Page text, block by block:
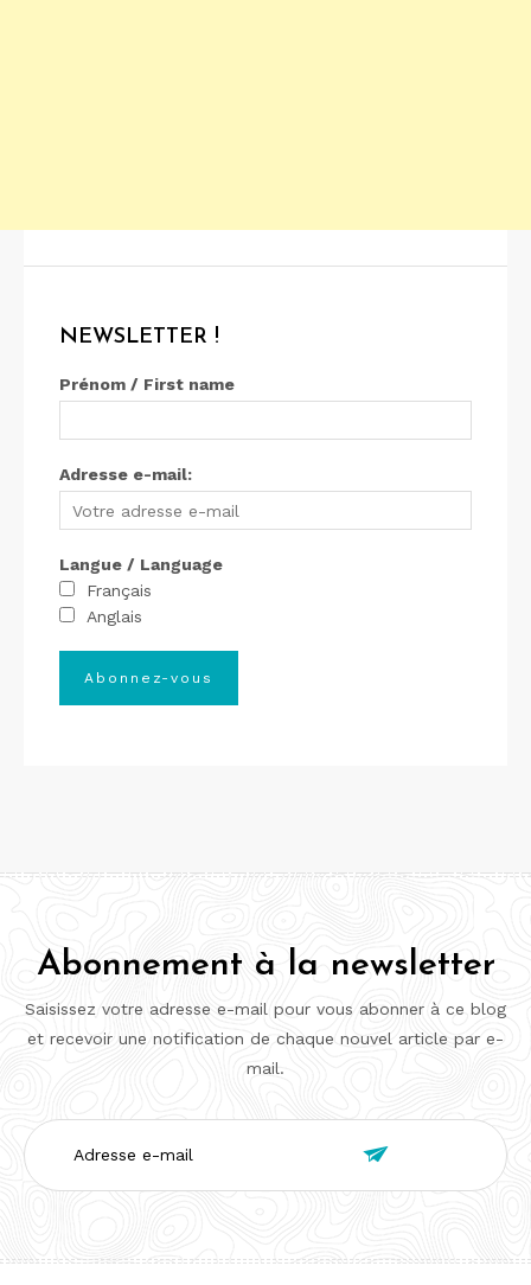
NEWSLETTER !
Prénom / First name
Adresse e-mail:
Langue / Language
Français
Anglais
Abonnement à la newsletter
Saisissez votre adresse e-mail pour vous abonner à ce blog
et recevoir une notification de chaque nouvel article par e-
mail.
Adresse
e-
mail
